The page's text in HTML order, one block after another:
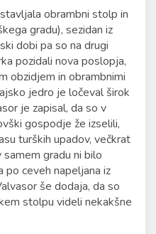
obrambni stolp in
gradu), sezidan iz
dobi pa so na drugi
pozidali nova poslopja,
obzidjem in obrambnimi
jedro je ločeval širok
je zapisal, da so v
gospodje že izselili,
turških upadov, večkrat
gradu ni bilo
po ceveh napeljana iz
še dodaja, da so
stolpu videli nekakšne